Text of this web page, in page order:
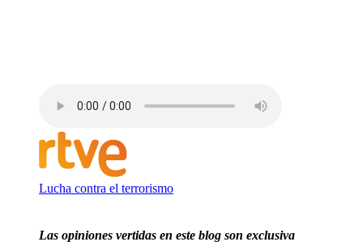
Lucha contra el terrorismo
Las opiniones vertidas en este blog son exclusiva